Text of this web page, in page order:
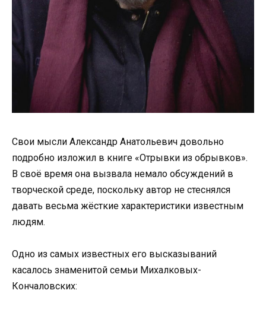
Свои мысли Александр Анатольевич довольно
подробно изложил в книге «Отрывки из обрывков».
В своё время она вызвала немало обсуждений в
творческой среде, поскольку автор не стеснялся
давать весьма жёсткие характеристики известным
людям.
Одно из самых известных его высказываний
касалось знаменитой семьи Михалковых-
Кончаловских: